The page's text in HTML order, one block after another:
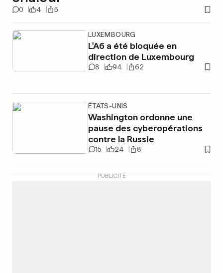
0 4 5
LUXEMBOURG
L'A6 a été bloquée en
direction de Luxembourg
8 94 62
ÉTATS-UNIS
Washington ordonne une
pause des cyberopérations
contre la Russie
15 24 8
PUBLICITÉ